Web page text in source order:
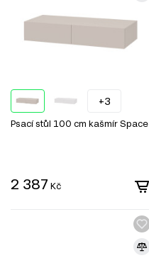
+3
Psací stůl 100 cm kašmír Space
2 387 Kč